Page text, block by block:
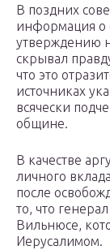
В поздних
информация о
утверждению
скрывал
что это
источниках
всячески
общине.
В качестве
личного
после
то, что
Вильнюсе,
Иерусалимом.